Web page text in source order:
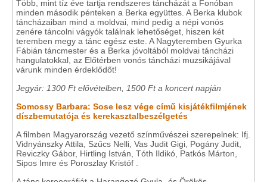
Több, mint tíz éve tartja rendszeres táncházát a Fonóban
minden második pénteken a Berka együttes. A Berka klubok
táncházaiban mind a moldvai, mind pedig a népi vonós
zenére táncolni vágyók találnak lehetőséget, hiszen két
teremben megy a tánc egész este. A Nagyteremben Gyurka
Fábián táncmester és a Berka jóvoltából moldvai táncházi
hangulatokkal, az Előtérben vonós táncházi muzsikájával
várunk minden érdeklődőt!
Jegyár: 1300 Ft elővételben, 1500 Ft a koncert napján
Somossy Barbara: Sose lesz vége című kisjátékfilmjének
díszbemutatója és kerekasztalbeszélgetés
A filmben Magyarország vezető színművészei szerepelnek: Ifj.
Vidnyánszky Attila, Szűcs Nelli, Vas Judit Gigi, Pogány Judit,
Reviczky Gábor, Hirtling István, Tóth Ildikó, Patkós Márton,
Sipos Imre és Poroszlay Kristóf .